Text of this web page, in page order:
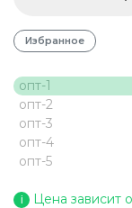
Избранное
опт-1
опт-2
опт-3
опт-4
опт-5
i
Цена зависит